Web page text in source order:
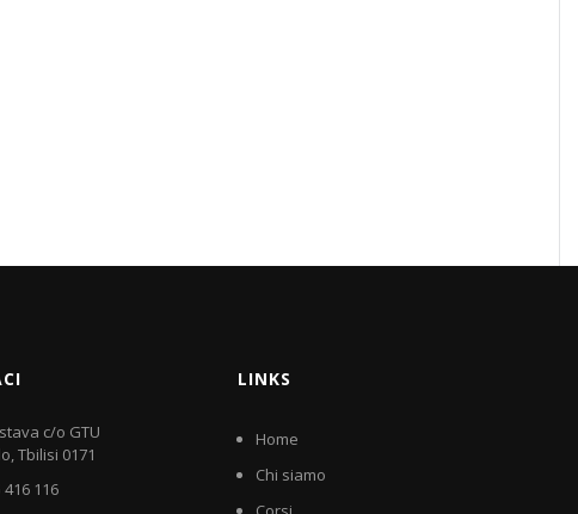
c/o GTU
Tbilisi 0171
416 116
LINKS
Home
Chi siamo